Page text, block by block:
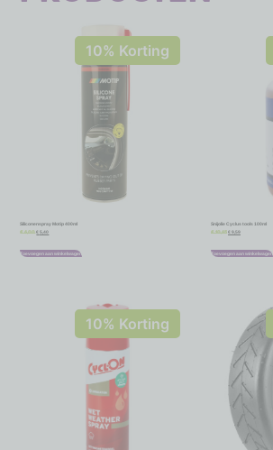
10% Korting
Siliconenspray Motip 400ml
€6,00 €5,40
Toevoegen aan winkelwagen
Snijolie Cyclus tools 100ml
10,65 €9,59
Toevoegen aan winkelwagen
10% Korting